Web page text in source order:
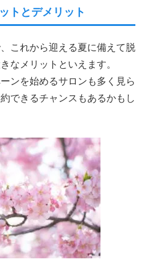
トとデメリット
これから迎える夏に備えて脱
なメリットといえます。
ンを始めるサロンも多く見ら
できるチャンスもあるかもし